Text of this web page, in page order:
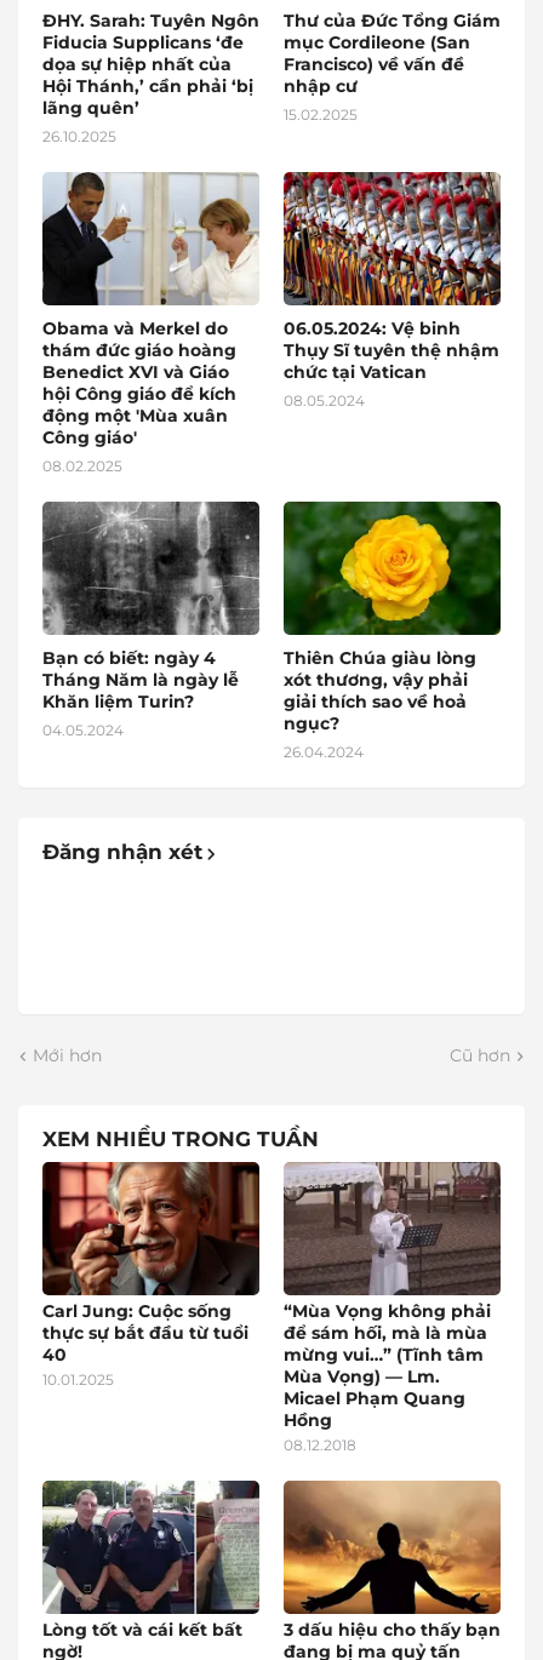
ĐHY. Sarah: Tuyên Ngôn
Fiducia Supplicans ‘đe
dọa sự hiệp nhất của
Hội Thánh,’ cần phải ‘bị
lãng quên’
26.10.2025
Thư của Đức Tổng Giám
mục Cordileone (San
Francisco) về vấn đề
nhập cư
15.02.2025
Obama và Merkel do
thám đức giáo hoàng
Benedict XVI và Giáo
hội Công giáo để kích
động một 'Mùa xuân
Công giáo'
08.02.2025
06.05.2024: Vệ binh
Thụy Sĩ tuyên thệ nhậm
chức tại Vatican
08.05.2024
Bạn có biết: ngày 4
Tháng Năm là ngày lễ
Khăn liệm Turin?
04.05.2024
Thiên Chúa giàu lòng
xót thương, vậy phải
giải thích sao về hoả
ngục?
26.04.2024
Đăng nhận xét
Mới hơn Cũ hơn
XEM NHIỀU TRONG TUẦN
Carl Jung: Cuộc sống
thực sự bắt đầu từ tuổi
40
10.01.2025
“Mùa Vọng không phải
để sám hối, mà là mùa
mừng vui…” (Tĩnh tâm
Mùa Vọng) — Lm.
Micael Phạm Quang
Hồng
08.12.2018
Lòng tốt và cái kết bất
ngờ!
3 dấu hiệu cho thấy bạn
đang bị ma quỷ tấn